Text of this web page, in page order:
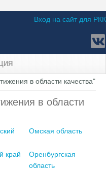
Вход на сайт для РКК
в области качества"
в области
Омская область
край
Оренбургская
область